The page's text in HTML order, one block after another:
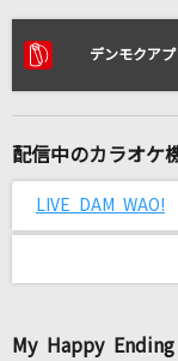
リア
[生音]君の知ら
丸の内サディス
椎名林檎
須田景凪
[生音]ツバサ
デンモクア
配信中のカラオケ
LIVE DAM WAO!
My Happy